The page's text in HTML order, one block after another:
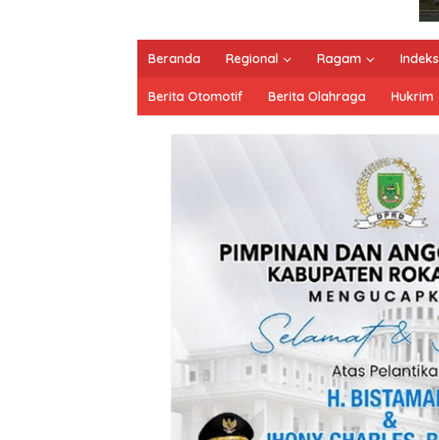
Beranda Regional Ragam Indeks
Berita Otomotif Berita Olahraga Hukrim